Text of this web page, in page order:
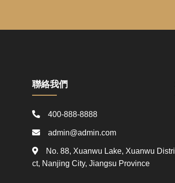
聯絡我們
400-888-8888
admin@admin.com
No. 88, Xuanwu Lake, Xuanwu Distri
ct, Nanjing City, Jiangsu Province